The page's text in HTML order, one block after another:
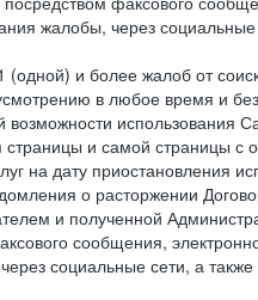
жалобы, через
и более жалоб от
в любое время и
возможности
и самой страницы
на дату приостановления
о расторжении
и полученной
сообщения,
социальные сети, а